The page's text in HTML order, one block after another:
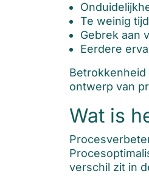
Te weinig
Gebrek aan
Eerdere
ontwerp van
Wat is
verschil zit in